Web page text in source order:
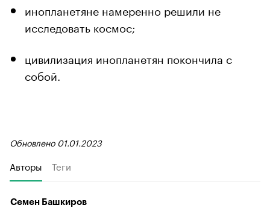
инопланетяне намеренно решили не
исследовать космос;
цивилизация инопланетян покончила с
собой.
Обновлено 01.01.2023
Авторы Теги
Семен Башкиров